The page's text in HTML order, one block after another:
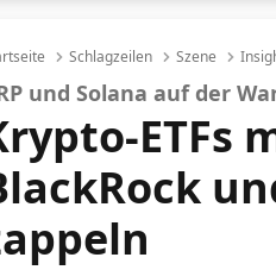
Schlagzeilen Szene
und Solana auf der
ETFs